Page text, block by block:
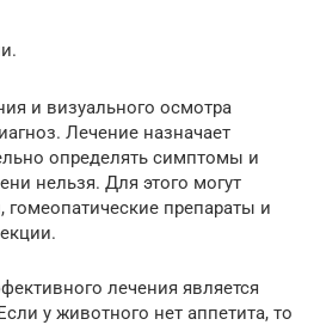
и визуального осмотра
Лечение назначает
определять симптомы и
нельзя. Для этого могут
гомеопатические препараты и
лечения является
у животного нет аппетита, то